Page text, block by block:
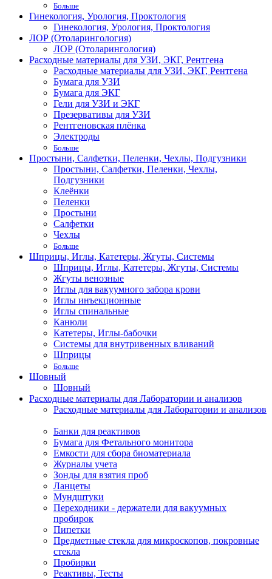
Больше
Гинекология, Урология, Проктология
Гинекология, Урология, Проктология
ЛОР (Отоларингология)
ЛОР (Отоларингология)
Расходные материалы для УЗИ, ЭКГ, Рентгена
Расходные материалы для УЗИ, ЭКГ, Рентгена
Бумага для УЗИ
Бумага для ЭКГ
Гели для УЗИ и ЭКГ
Презервативы для УЗИ
Рентгеновская плёнка
Электроды
Больше
Простыни, Салфетки, Пеленки, Чехлы, Подгузники
Простыни, Салфетки, Пеленки, Чехлы,
Подгузники
Клеёнки
Пеленки
Простыни
Салфетки
Чехлы
Больше
Шприцы, Иглы, Катетеры, Жгуты, Системы
Шприцы, Иглы, Катетеры, Жгуты, Системы
Жгуты венозные
Иглы для вакуумного забора крови
Иглы инъекционные
Иглы спинальные
Канюли
Катетеры, Иглы-бабочки
Системы для внутривенных вливаний
Шприцы
Больше
Шовный
Шовный
Расходные материалы для Лаборатории и анализов
Расходные материалы для Лаборатории и анализов
Банки для реактивов
Бумага для Фетального монитора
Емкости для сбора биоматериала
Журналы учета
Зонды для взятия проб
Ланцеты
Мундштуки
Переходники - держатели для вакуумных
пробирок
Пипетки
Предметные стекла для микроскопов, покровные
стекла
Пробирки
Реактивы, Тесты